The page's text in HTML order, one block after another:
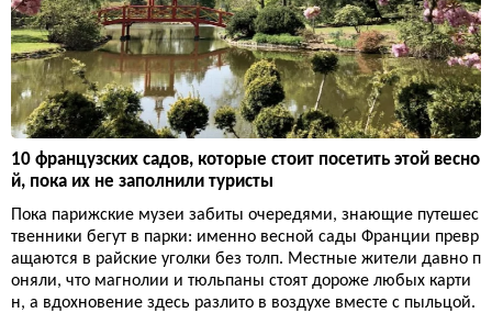
10 французских садов, которые стоит посетить этой весно
й, пока их не заполнили туристы
Пока парижские музеи забиты очередями, знающие путешес
твенники бегут в парки: именно весной сады Франции превр
ащаются в райские уголки без толп. Местные жители давно п
оняли, что магнолии и тюльпаны стоят дороже любых карти
н, а вдохновение здесь разлито в воздухе вместе с пыльцой.